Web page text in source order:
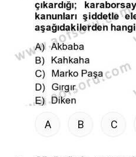
A B C